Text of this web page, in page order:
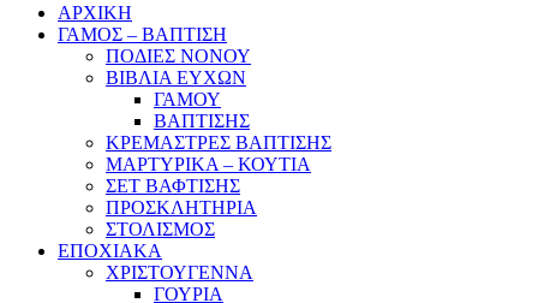
ΑΡΧΙΚΗ
ΓΑΜΟΣ – ΒΑΠΤΙΣΗ
ΠΟΔΙΕΣ ΝΟΝΟΥ
ΒΙΒΛΙΑ ΕΥΧΩΝ
ΓΑΜΟΥ
ΒΑΠΤΙΣΗΣ
ΚΡΕΜΑΣΤΡΕΣ ΒΑΠΤΙΣΗΣ
ΜΑΡΤΥΡΙΚΑ – ΚΟΥΤΙΑ
ΣΕΤ ΒΑΦΤΙΣΗΣ
ΠΡΟΣΚΛΗΤΗΡΙΑ
ΣΤΟΛΙΣΜΟΣ
ΕΠΟΧΙΑΚΑ
ΧΡΙΣΤΟΥΓΕΝΝΑ
ΓΟΥΡΙΑ